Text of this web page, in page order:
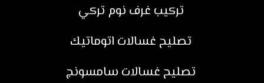
تركيب غرف نوم تركي
تصليح غسالات اتوماتيك
تصليح غسالات سامسونج